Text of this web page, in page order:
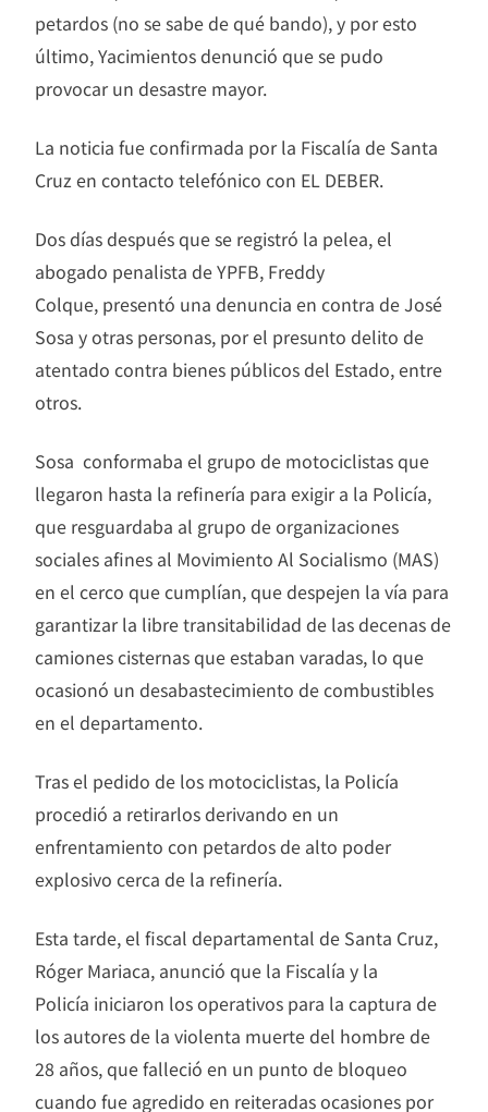
petardos (no se sabe de qué bando), y por esto
último, Yacimientos denunció que se pudo
provocar un desastre mayor.
La noticia fue confirmada por la Fiscalía de Santa
Cruz en contacto telefónico con EL DEBER.
Dos días después que se registró la pelea, el
abogado penalista de YPFB, Freddy
Colque, presentó una denuncia en contra de José
Sosa y otras personas, por el presunto delito de
atentado contra bienes públicos del Estado, entre
otros.
Sosa conformaba el grupo de motociclistas que
llegaron hasta la refinería para exigir a la Policía,
que resguardaba al grupo de organizaciones
sociales afines al Movimiento Al Socialismo (MAS)
en el cerco que cumplían, que despejen la vía para
garantizar la libre transitabilidad de las decenas de
camiones cisternas que estaban varadas, lo que
ocasionó un desabastecimiento de combustibles
en el departamento.
Tras el pedido de los motociclistas, la Policía
procedió a retirarlos derivando en un
enfrentamiento con petardos de alto poder
explosivo cerca de la refinería.
Esta tarde, el fiscal departamental de Santa Cruz,
Róger Mariaca, anunció que la Fiscalía y la
Policía iniciaron los operativos para la captura de
los autores de la violenta muerte del hombre de
28 años, que falleció en un punto de bloqueo
cuando fue agredido en reiteradas ocasiones por